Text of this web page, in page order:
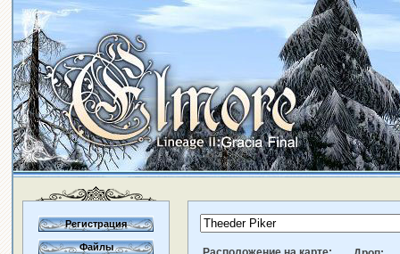
Регистрация
Файлы